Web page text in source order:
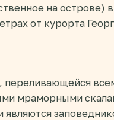
на острове)
от курорта
переливающейся
мраморными
являются